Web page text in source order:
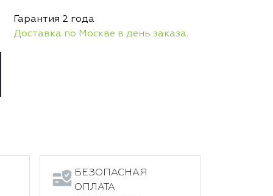
Гарантия 2 года
Доставка по Москве в день заказа.
БЕЗОПАСНАЯ
ОПЛАТА